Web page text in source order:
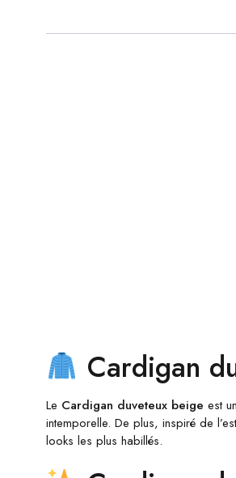
Cardigan
Le Cardigan duveteux beige est
intemporelle. De plus, inspiré de
looks les plus habillés.